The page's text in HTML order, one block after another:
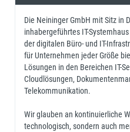
Die Neininger GmbH mit Sitz in
inhabergeführtes IT-
der digitalen Büro- und IT-
für Unternehmen jeder Größe
Lösungen in den Bereichen IT-
Cloudlösungen,
Telekommunikation.
Wir glauben an kontinuierliche
technologisch, sondern auch